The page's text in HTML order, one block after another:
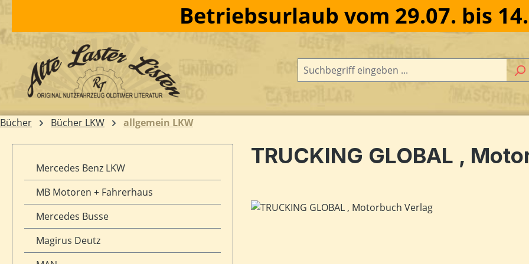
Betriebsurlaub vom 29.07. bis
Bücher Bücher LKW allgemein LKW
Mercedes Benz LKW
MB Motoren + Fahrerhaus
Mercedes Busse
Magirus Deutz
TRUCKING GLOBAL ,
Bildergalerie überspringen